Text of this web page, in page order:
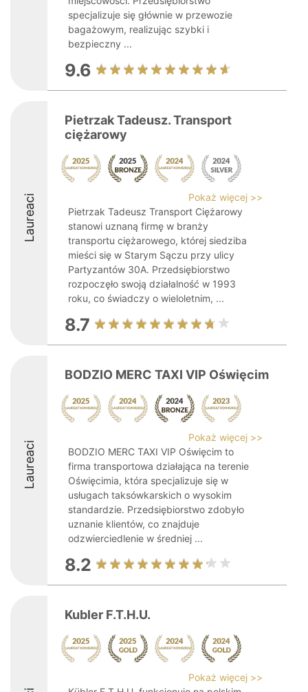
specjalizuje się głównie w przewozie
bagażowym, realizując szybki i
bezpieczny ...
9.6
Laureaci
Pietrzak Tadeusz. Transport
ciężarowy
Pokaż więcej >>
Pietrzak Tadeusz Transport Ciężarowy
stanowi uznaną firmę w branży
transportu ciężarowego, której siedziba
mieści się w Starym Sączu przy ulicy
Partyzantów 30A. Przedsiębiorstwo
rozpoczęło swoją działalność w 1993
roku, co świadczy o wieloletnim, ...
8.7
Laureaci
BODZIO MERC TAXI VIP Oświęcim
Pokaż więcej >>
BODZIO MERC TAXI VIP Oświęcim to
firma transportowa działająca na terenie
Oświęcimia, która specjalizuje się w
usługach taksówkarskich o wysokim
standardzie. Przedsiębiorstwo zdobyło
uznanie klientów, co znajduje
odzwierciedlenie w średniej ...
8.2
Kubler F.T.H.U.
Pokaż więcej >>